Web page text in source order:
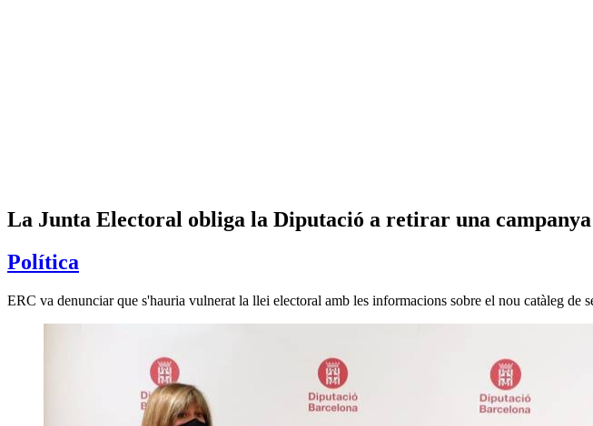
La Junta Electoral obliga la Diputació a retirar una
Política
ERC va denunciar que s'hauria vulnerat la llei electoral amb les informacions sobre el nou catàleg de